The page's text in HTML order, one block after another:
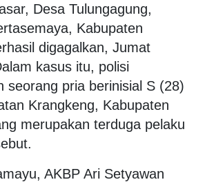
Desa Tulungagung,
Kabupaten
digagalkan, Jumat
kasus itu, polisi
seorang pria berinisial S (28)
Krangkeng, Kabupaten
merupakan terduga pelaku
AKBP Ari Setyawan